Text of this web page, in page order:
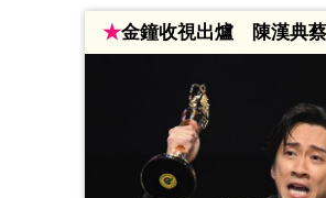
★金鐘收視出爐 陳漢典